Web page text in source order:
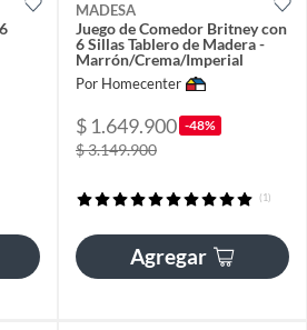
MADESA
Juego de Comedor Britney con
6 Sillas Tablero de Madera -
Marrón/Crema/Imperial
Por Homecenter
$ 1.649.900 -48%
$ 3.149.900
(1)
Agregar